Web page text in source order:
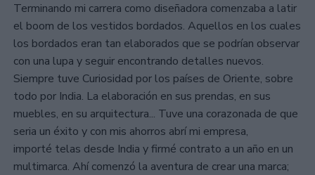
Terminando mi carrera como diseñadora comenzaba a latir
el boom de los vestidos bordados. Aquellos en los cuales
los bordados eran tan elaborados que se podrían observar
con una lupa y seguir encontrando detalles nuevos.
Siempre tuve Curiosidad por los países de Oriente, sobre
todo por India. La elaboración en sus prendas, en sus
muebles, en su arquitectura... Tuve una corazonada de que
seria un éxito y con mis ahorros abrí mi empresa,
importé telas desde India y firmé contrato a un año en un
multimarca. Ahí comenzó la aventura de crear una marca;